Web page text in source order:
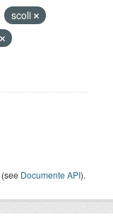
scoli
(see Documente API).